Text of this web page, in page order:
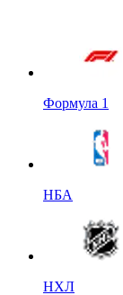
Формула 1
НБА
НХЛ